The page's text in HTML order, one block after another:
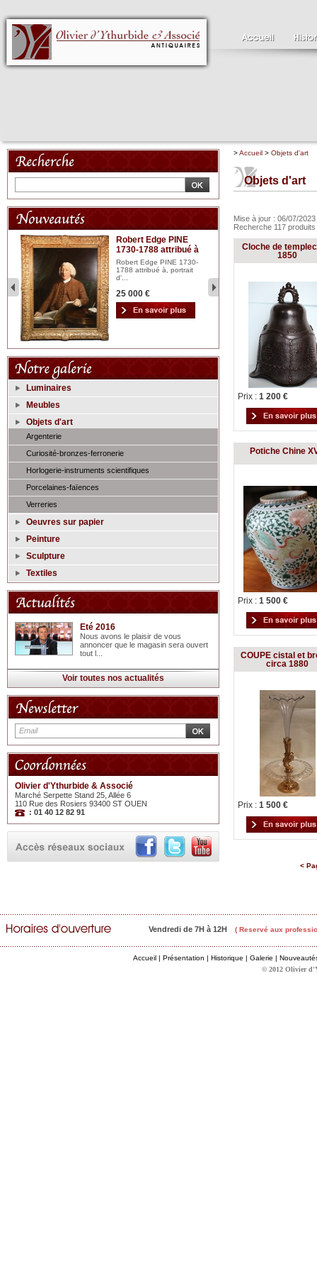
Robert Edge PINE
1730-1788 attribué à
Robert Edge PINE 1730-
1788 attribué à, portrait
d'...
25 000 €
Luminaires
Meubles
Objets d'art
Argenterie
Curiosité-bronzes-ferronerie
Horlogerie-instruments scientifiques
Porcelaines-faïences
Verreries
Oeuvres sur papier
Peinture
Sculpture
Textiles
Eté 2016
Nous avons le plaisir de vous
annoncer que le magasin sera ouvert
tout l...
Voir toutes nos actualités
Olivier d'Ythurbide & Associé
Marché Serpette Stand 25, Allée 6
110 Rue des Rosiers 93400 ST OUEN
: 01 40 12 82 91
>Accueil > Objets d'art
Objets d'art
Mise à jour : 06/07/
Recherche 117 produits
Cloche de
1850
Prix : 1 200 €
Potiche Chine
Prix : 1 500 €
COUPE cistal et
circa 1880
Prix : 1 500 €
<
Vendredi de 7H à 12H ( Reservé aux
Accueil | Présentation | Historique | Galerie |
© 2012 Olivier